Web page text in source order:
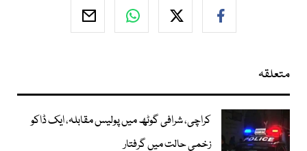
متعلقہ
کراچی، شرافی گوٹھ میں پولیس مقابلہ، ایک ڈاکو
زخمی حالت میں گرفتار